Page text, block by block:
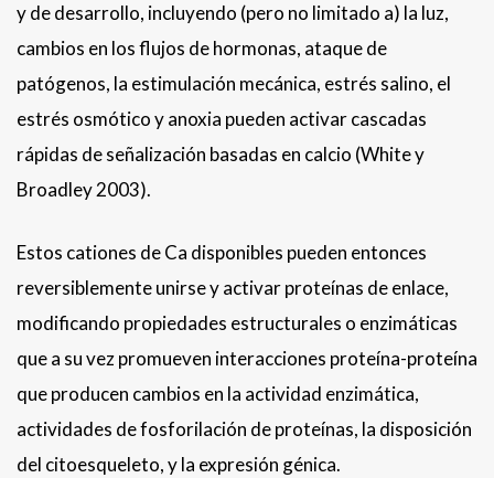
y de desarrollo, incluyendo (pero no limitado a) la luz,
cambios en los flujos de hormonas, ataque de
patógenos, la estimulación mecánica, estrés salino, el
estrés osmótico y anoxia pueden activar cascadas
rápidas de señalización basadas en calcio (White y
Broadley 2003).
Estos cationes de Ca disponibles pueden entonces
reversiblemente unirse y activar proteínas de enlace,
modificando propiedades estructurales o enzimáticas
que a su vez promueven interacciones proteína-proteína
que producen cambios en la actividad enzimática,
actividades de fosforilación de proteínas, la disposición
del citoesqueleto, y la expresión génica.